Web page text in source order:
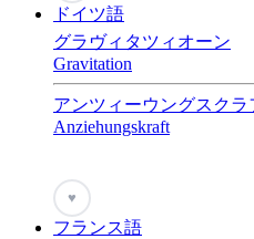
ドイツ語
グラヴィタツィオーン
Gravitation
アンツィーウングスクラ
Anziehungskraft
♥
フランス語